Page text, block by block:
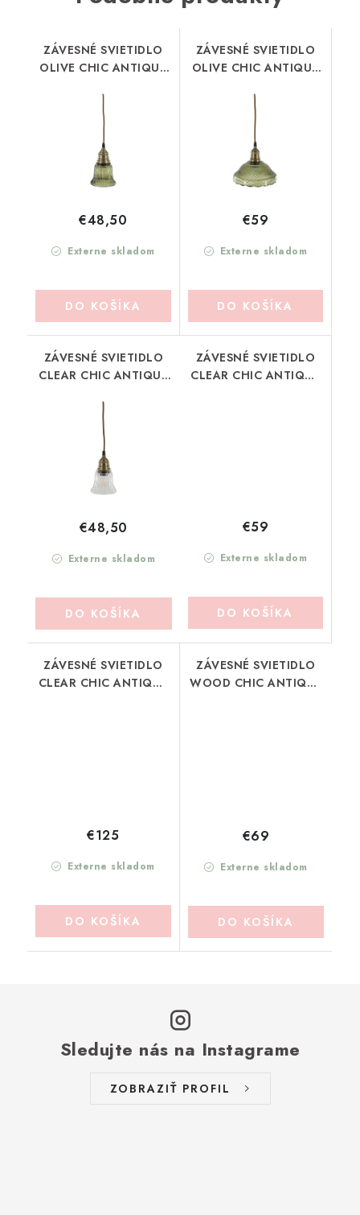
ZÁVESNÉ SVIETIDLO
OLIVE CHIC ANTIQUE
Externe skladom
€48,50
DO KOŠÍKA
ZÁVESNÉ SVIETIDLO
OLIVE CHIC ANTIQUE
Externe skladom
€59
DO KOŠÍKA
ZÁVESNÉ SVIETIDLO
CLEAR CHIC ANTIQUE
Externe skladom
€48,50
DO KOŠÍKA
ZÁVESNÉ SVIETIDLO
CLEAR CHIC ANTIQUE
Externe skladom
€59
DO KOŠÍKA
ZÁVESNÉ SVIETIDLO
CLEAR CHIC ANTIQUE
Externe skladom
€125
DO KOŠÍKA
ZÁVESNÉ SVIETIDLO
WOOD CHIC ANTIQUE
Externe skladom
€69
DO KOŠÍKA
Sledujte nás na Instagrame
ZOBRAZIŤ PROFIL